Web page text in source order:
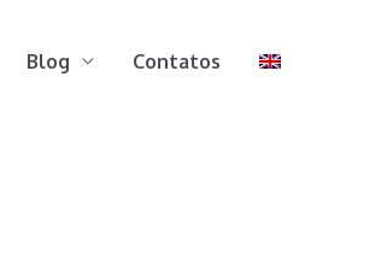
Blog Contatos